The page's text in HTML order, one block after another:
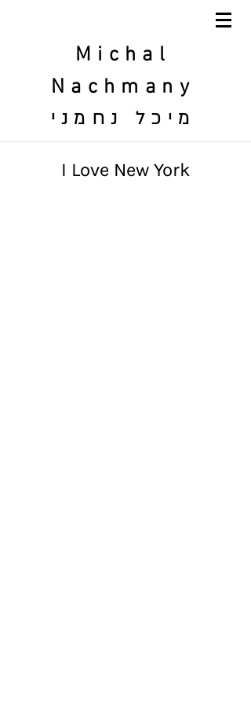
Michal
Nachmany
מיכל נחמני
I Love New York